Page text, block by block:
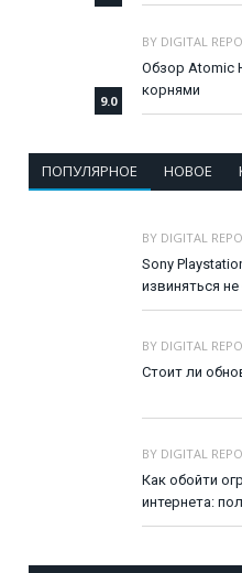
9.0
BY DIGITAL
Обзор Atomic
корнями
ПОПУЛЯРНОЕ НОВОЕ
BY DIGITAL
Sony
извиняться не
BY DIGITAL
Стоит ли
BY DIGITAL
Как обойти
интернета: